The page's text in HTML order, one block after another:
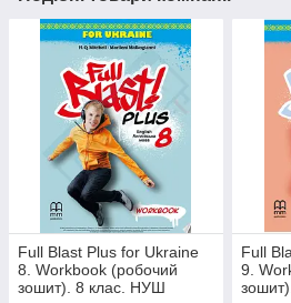
Full Blast Plus for Ukraine
8. Workbook (робочий
зошит). 8 клас. НУШ
Full
9.